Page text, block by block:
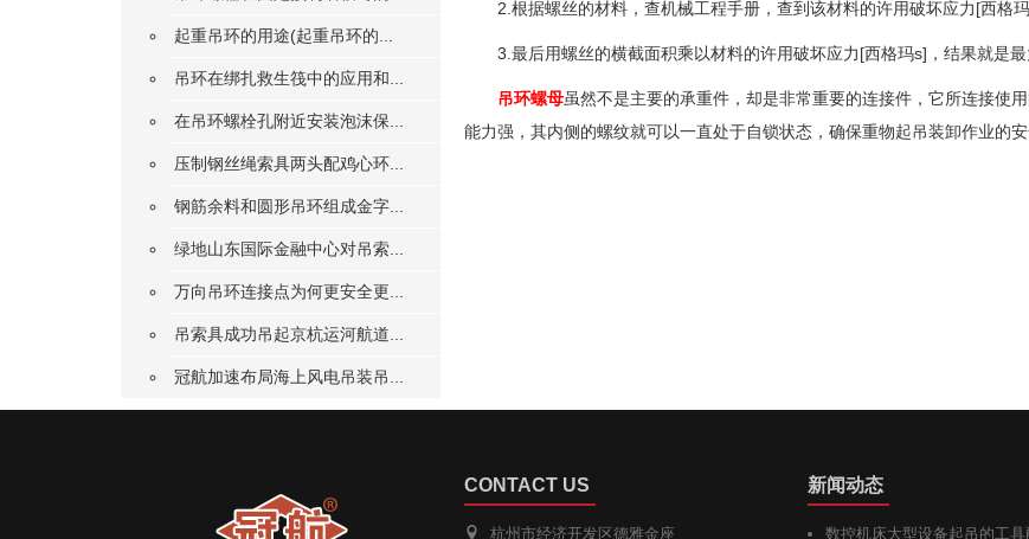
起重吊环的用途(起重吊环的...
吊环在绑扎救生筏中的应用和...
在吊环螺栓孔附近安装泡沫保...
压制钢丝绳索具两头配鸡心环...
钢筋余料和圆形吊环组成金字...
绿地山东国际金融中心对吊索...
万向吊环连接点为何更安全更...
吊索具成功吊起京杭运河航道...
冠航加速布局海上风电吊装吊...
2.根据螺丝的材料，查机械工程手册，查到该材料的许用破坏应力[西格
3.最后用螺丝的横截面积乘以材料的许用破坏应力[西格玛s]，结果就是最
吊环螺母虽然不是主要的承重件，却是非常重要的连接件，它所连接使
能力强，其内侧的螺纹就可以一直处于自锁状态，确保重物起吊装卸作业的安
CONTACT US
杭州市经济开发区德雅金座
新闻动态
数控机床大型设备起吊的工